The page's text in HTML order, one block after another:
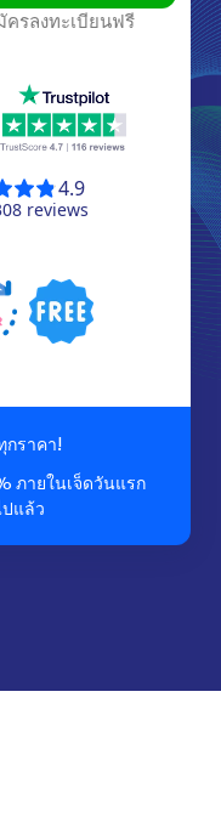
ครลงทะเบียนฟรี
กราคา!
ภายในเจ็ดวันแรก
แล้ว